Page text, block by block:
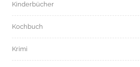
Kinderbücher
Kochbuch
Krimi